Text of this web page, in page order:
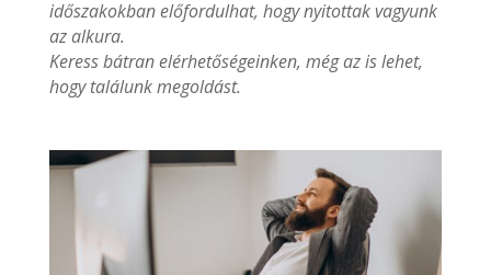
időszakokban előfordulhat, hogy nyitottak vagyunk
az alkura.
Keress bátran elérhetőségeinken, még az is lehet,
hogy találunk megoldást.